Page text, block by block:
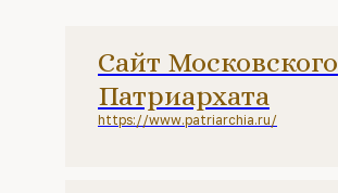
Сайт Московского
Патриархата
https://www.patriarchia.ru/